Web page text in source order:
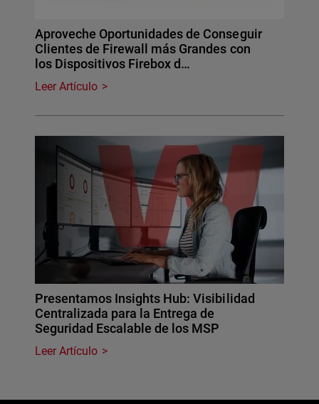
Aproveche Oportunidades de Conseguir
Clientes de Firewall más Grandes con
los Dispositivos Firebox d…
Leer Artículo
Presentamos Insights Hub: Visibilidad
Centralizada para la Entrega de
Seguridad Escalable de los MSP
Leer Artículo